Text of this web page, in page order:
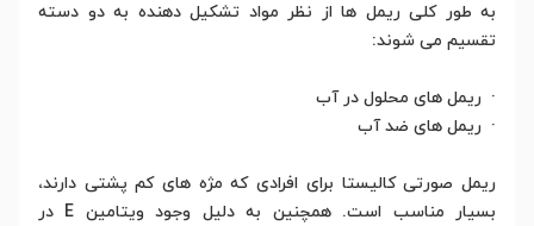
به طور کلی ریمل ها از نظر مواد تشکیل دهنده به دو دسته
تقسیم می شوند:
· ریمل های محلول در آب
· ریمل های ضد آب
ریمل صورتی کالیستا برای افرادی که مژه های کم پشتی دارند،
بسیار مناسب است. همچنین به دلیل وجود ویتامین E در